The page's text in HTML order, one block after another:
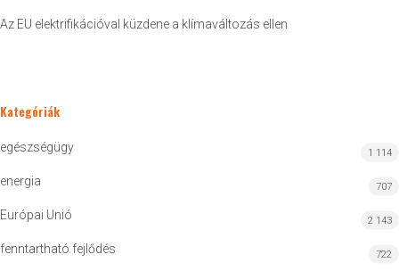
Az EU elektrifikációval küzdene a klímaváltozás ellen
Kategóriák
egészségügy 1 114
energia 707
Európai Unió 2 143
fenntartható fejlődés 722